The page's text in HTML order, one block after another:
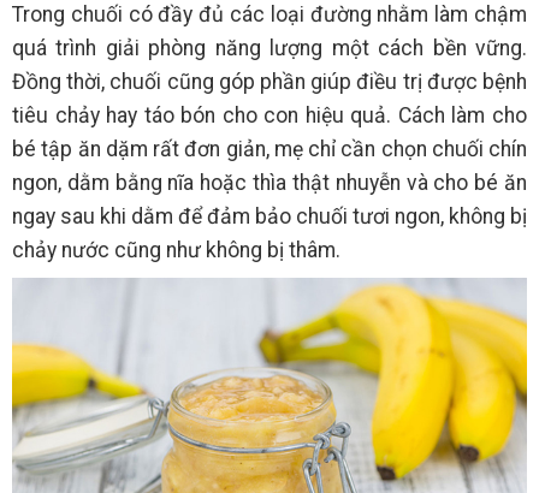
Trong chuối có đầy đủ các loại đường nhằm làm chậm
quá trình giải phòng năng lượng một cách bền vững.
Đồng thời, chuối cũng góp phần giúp điều trị được bệnh
tiêu chảy hay táo bón cho con hiệu quả. Cách làm cho
bé tập ăn dặm rất đơn giản, mẹ chỉ cần chọn chuối chín
ngon, dằm bằng nĩa hoặc thìa thật nhuyễn và cho bé ăn
ngay sau khi dằm để đảm bảo chuối tươi ngon, không bị
chảy nước cũng như không bị thâm.